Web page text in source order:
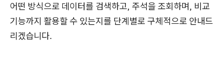
어떤 방식으로 데이터를 검색하고, 주석을 조회하며, 비교
기능까지 활용할 수 있는지를 단계별로 구체적으로 안내드
리겠습니다.